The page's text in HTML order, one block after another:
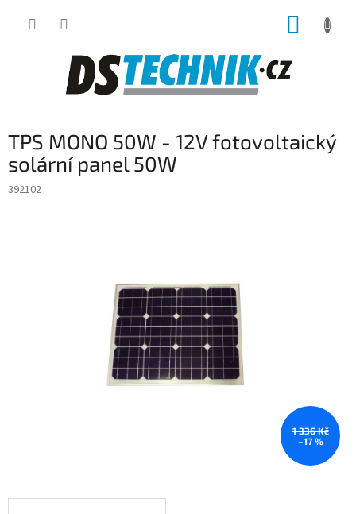
TPS MONO 50W - 12V fotovoltaický
solární panel 50W
392102
1 336 Kč
–17 %